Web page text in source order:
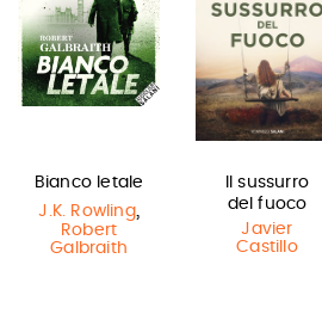
Bianco letale
J.K. Rowling,
Robert
Galbraith
Il sussurro
del fuoco
Javier
Castillo